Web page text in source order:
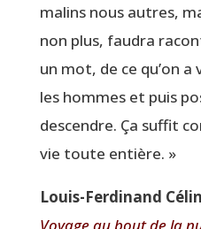
malins nous autres,
non plus, fau­dra
un mot, de ce qu’on a
les hommes et puis
des­cendre. Ça suf­fit
vie toute entière. »
Louis-Fer­di­nand
Voyage au bout de la